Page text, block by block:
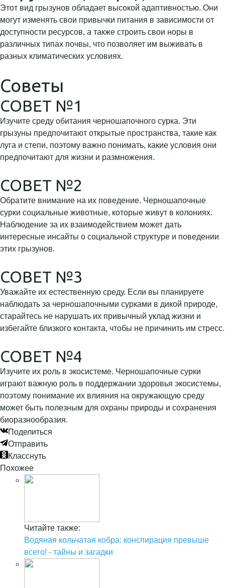
Этот вид грызунов обладает высокой адаптивностью. Они
могут изменять свои привычки питания в зависимости от
доступности ресурсов, а также строить свои норы в
различных типах почвы, что позволяет им выживать в
разных климатических условиях.
Советы
СОВЕТ №1
Изучите среду обитания черношапочного сурка. Эти
грызуны предпочитают открытые пространства, такие как
луга и степи, поэтому важно понимать, какие условия они
предпочитают для жизни и размножения.
СОВЕТ №2
Обратите внимание на их поведение. Черношапочные
сурки социальные животные, которые живут в колониях.
Наблюдение за их взаимодействием может дать
интересные инсайты о социальной структуре и поведении
этих грызунов.
СОВЕТ №3
Уважайте их естественную среду. Если вы планируете
наблюдать за черношапочными сурками в дикой природе,
старайтесь не нарушать их привычный уклад жизни и
избегайте близкого контакта, чтобы не причинить им стресс.
СОВЕТ №4
Изучите их роль в экосистеме. Черношапочные сурки
играют важную роль в поддержании здоровья экосистемы,
поэтому понимание их влияния на окружающую среду
может быть полезным для охраны природы и сохранения
биоразнообразия.
Поделиться
Отправить
Класснуть
Похожее
Читайте также:
Водяная кольчатая кобра: конспирация превыше
всего! - тайны и загадки